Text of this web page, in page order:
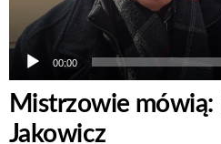
00:00
Mistrzowie mówią:
Jakowicz